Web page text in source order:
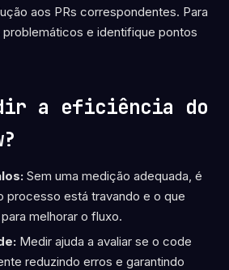
aos PRs correspondentes. Para
problemáticos e identifique pontos
a eficiência do
Sem uma medição adequada, é
processo está travando e o que
melhorar o fluxo.
Medir ajuda a avaliar se o code
reduzindo erros e garantindo